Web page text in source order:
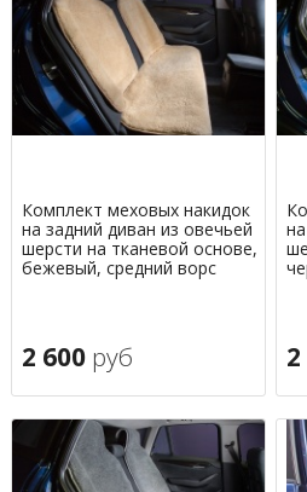
Комплект меховых накидок
на задний диван из овечьей
шерсти на тканевой основе,
бежевый, средний ворс
2 600 руб